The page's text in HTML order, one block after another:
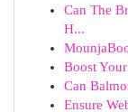
Can The
H...
Boost
Can
Ensure